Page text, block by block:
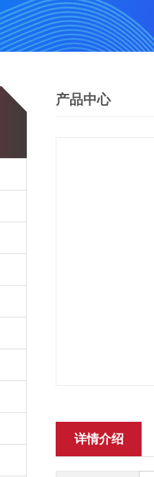
产品中心
详情介绍